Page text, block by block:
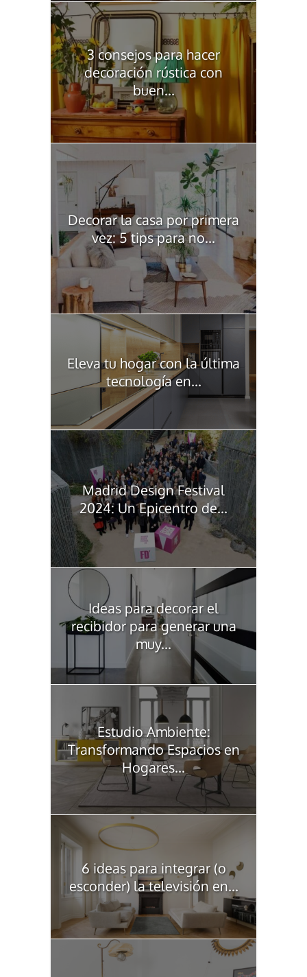
3 consejos para hacer
decoración rústica con
buen...
Decorar la casa por primera
vez: 5 tips para no...
Eleva tu hogar con la última
tecnología en...
Madrid Design Festival
2024: Un Epicentro de...
Ideas para decorar el
recibidor para generar una
muy...
Estudio Ambiente:
Transformando Espacios en
Hogares...
6 ideas para integrar (o
esconder) la televisión en...